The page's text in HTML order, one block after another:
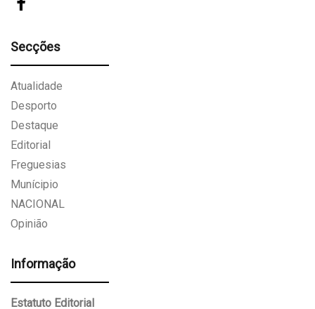
Secções
Atualidade
Desporto
Destaque
Editorial
Freguesias
Munícipio
NACIONAL
Opinião
Informação
Estatuto Editorial